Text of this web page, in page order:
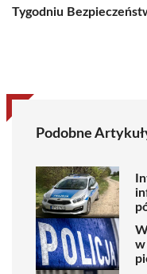
Tygodniu
Podobne
w